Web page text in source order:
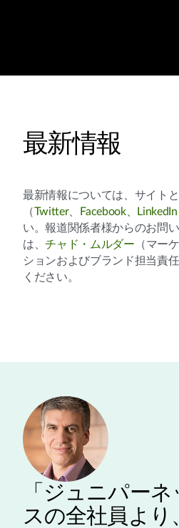
最新情報
最新情報については、サイト
（Twitter、 Facebook、 LinkedIn
い。報道関係者様からのお問
は、チャド・ムルダー （マー
ションおよびブランド担当責
ください。
「ジュニパー
スの全社員より